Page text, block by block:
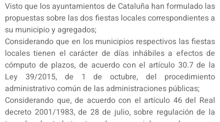
Visto que los ayuntamientos de Cataluña han formulado las
propuestas sobre las dos fiestas locales correspondientes a
su municipio y agregados;
Considerando que en los municipios respectivos las fiestas
locales tienen el carácter de días inhábiles a efectos de
cómputo de plazos, de acuerdo con el artículo 30.7 de la
Ley 39/2015, de 1 de octubre, del procedimiento
administrativo común de las administraciones públicas;
Considerando que, de acuerdo con el artículo 46 del Real
decreto 2001/1983, de 28 de julio, sobre regulación de la